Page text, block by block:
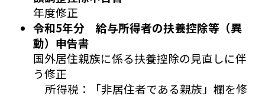
年度修正
令和5年分 給与所得者の扶養控除等（異
動）申告書
国外居住親族に係る扶養控除の見直しに伴
う修正
所得税：「非居住者である親族」欄を修